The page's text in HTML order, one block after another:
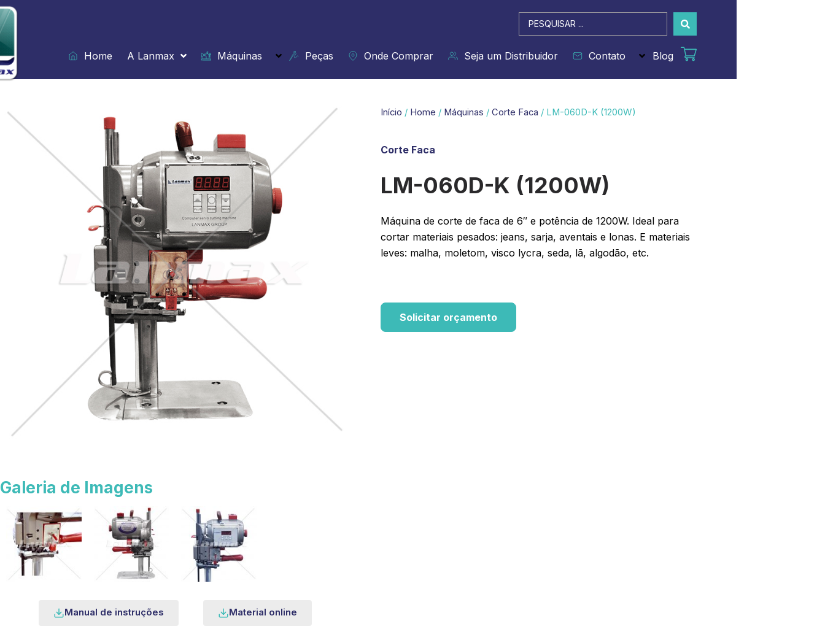
Ir
para
o
conteúdo
Pesquisar
...
Home
A Lanmax Máquinas Peças Onde Comprar Seja um Distribuidor Contato Blog
Galeria de Imagens
Manual de instruções Material online
Início / Home / Máquinas / Corte Faca / LM-060D-K (1200W)
Corte Faca
LM-060D-K (1200W)
Máquina de corte de faca de 6″ e potência de 1200W. Ideal para
cortar materiais pesados: jeans, sarja, aventais e lonas. E materiais
leves: malha, moletom, visco lycra, seda, lã, algodão, etc.
Solicitar orçamento